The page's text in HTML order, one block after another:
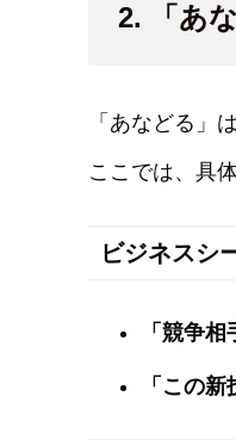
2. 「あ
「あなどる」
ここでは、具
ビジネスシ
「競争
「この